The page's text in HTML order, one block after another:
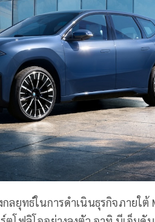
กลยุทธ์ในการดำเนินธุรกิจภายใต้